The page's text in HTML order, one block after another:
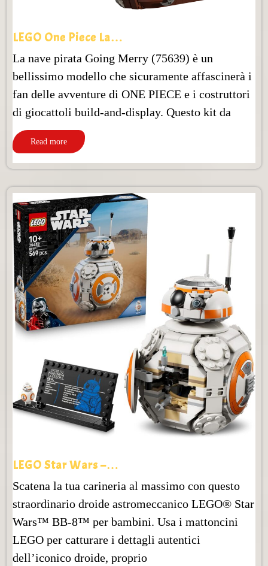
LEGO One Piece La…
La nave pirata Going Merry (75639) è un
bellissimo modello che sicuramente affascinerà i
fan delle avventure di ONE PIECE e i costruttori
di giocattoli build-and-display. Questo kit da
Read more
LEGO Star Wars –…
Scatena la tua carineria al massimo con questo
straordinario droide astromeccanico LEGO® Star
Wars™ BB-8™ per bambini. Usa i mattoncini
LEGO per catturare i dettagli autentici
dell’iconico droide, proprio